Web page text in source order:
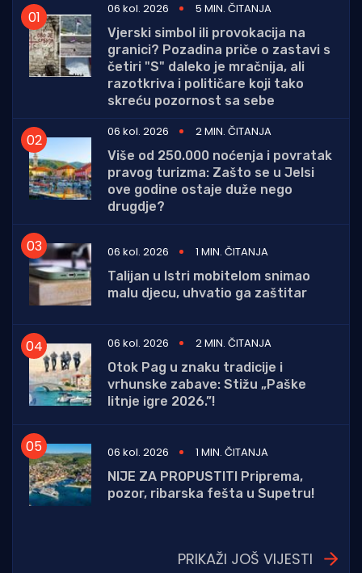
06 kol. 2026
5 MIN. ČITANJA
Vjerski simbol ili provokacija na
granici? Pozadina priče o zastavi s
četiri "S" daleko je mračnija, ali
razotkriva i političare koji tako
skreću pozornost sa sebe
06 kol. 2026
2 MIN. ČITANJA
Više od 250.000 noćenja i povratak
pravog turizma: Zašto se u Jelsi
ove godine ostaje duže nego
drugdje?
06 kol. 2026
1 MIN. ČITANJA
Talijan u Istri mobitelom snimao
malu djecu, uhvatio ga zaštitar
06 kol. 2026
2 MIN. ČITANJA
Otok Pag u znaku tradicije i
vrhunske zabave: Stižu „Paške
litnje igre 2026.”!
06 kol. 2026
1 MIN. ČITANJA
NIJE ZA PROPUSTITI Priprema,
pozor, ribarska fešta u Supetru!
PRIKAŽI JOŠ VIJESTI